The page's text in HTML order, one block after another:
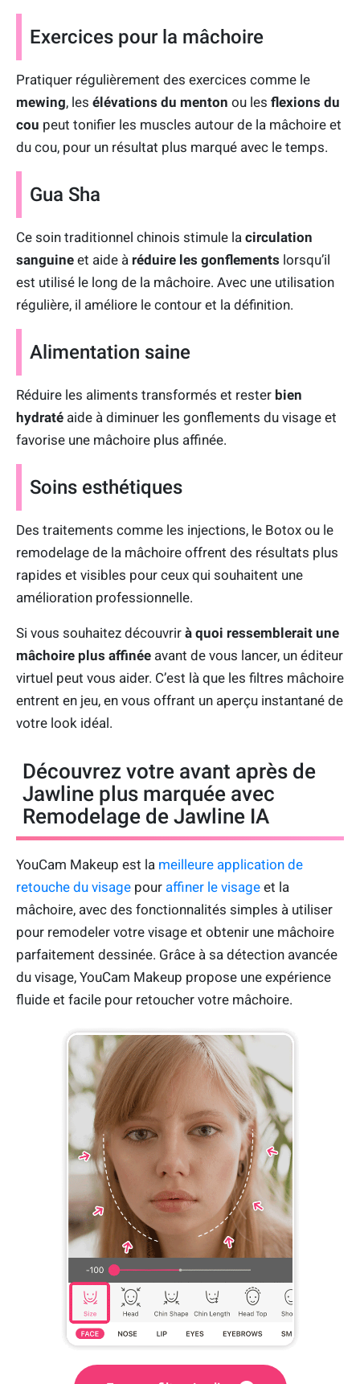
Exercices pour la mâchoire
Pratiquer régulièrement des exercices comme le
mewing, les élévations du menton ou les flexions du
cou peut tonifier les muscles autour de la mâchoire et
du cou, pour un résultat plus marqué avec le temps.
Gua Sha
Ce soin traditionnel chinois stimule la circulation
sanguine et aide à réduire les gonflements lorsqu’il
est utilisé le long de la mâchoire. Avec une utilisation
régulière, il améliore le contour et la définition.
Alimentation saine
Réduire les aliments transformés et rester bien
hydraté aide à diminuer les gonflements du visage et
favorise une mâchoire plus affinée.
Soins esthétiques
Des traitements comme les injections, le Botox ou le
remodelage de la mâchoire offrent des résultats plus
rapides et visibles pour ceux qui souhaitent une
amélioration professionnelle.
Si vous souhaitez découvrir à quoi ressemblerait une
mâchoire plus affinée avant de vous lancer, un éditeur
virtuel peut vous aider. C’est là que les filtres mâchoire
entrent en jeu, en vous offrant un aperçu instantané de
votre look idéal.
Découvrez votre avant après de
Jawline plus marquée avec
Remodelage de Jawline IA
YouCam Makeup est la meilleure application de
retouche du visage pour affiner le visage et la
mâchoire, avec des fonctionnalités simples à utiliser
pour remodeler votre visage et obtenir une mâchoire
parfaitement dessinée. Grâce à sa détection avancée
du visage, YouCam Makeup propose une expérience
fluide et facile pour retoucher votre mâchoire.